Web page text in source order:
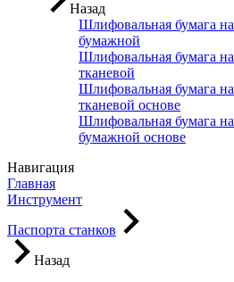
Назад
Шлифовальная бумага на
бумажной
Шлифовальная бумага на
тканевой
Шлифовальная бумага на
тканевой основе
Шлифовальная бумага на
бумажной основе
Навигация
Главная
Инструмент
Паспорта станков
Назад